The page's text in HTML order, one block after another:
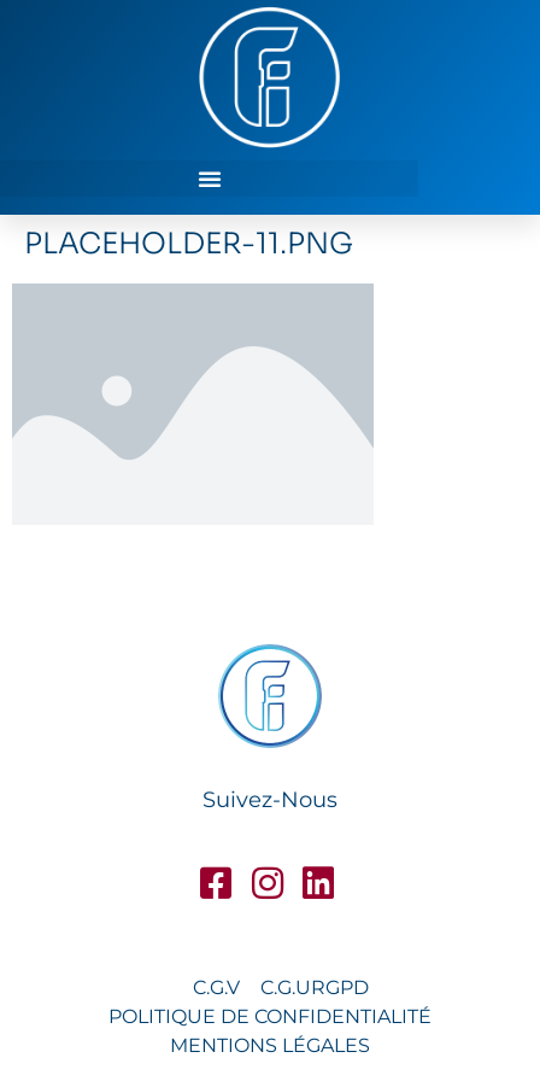
PLACEHOLDER-11.PNG
Suivez-Nous
C.G.V C.G.URGPD
POLITIQUE DE CONFIDENTIALITÉ
MENTIONS LÉGALES